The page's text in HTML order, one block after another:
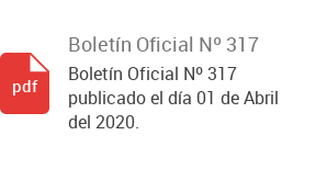
Boletín Oficial Nº 317
Boletín Oficial Nº 317
publicado el día 01 de Abril
del 2020.
pdf